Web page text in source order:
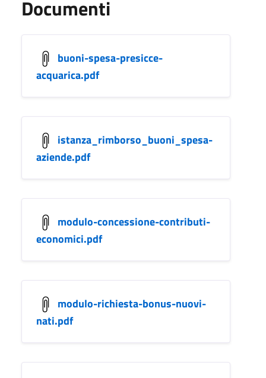
Documenti
buoni-spesa-presicce-
acquarica.pdf
istanza_rimborso_buoni_spesa-
aziende.pdf
modulo-concessione-contributi-
economici.pdf
modulo-richiesta-bonus-nuovi-
nati.pdf